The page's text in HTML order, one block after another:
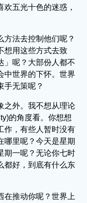
五光十色的迷惑，
方法去控制他们呢？
想用这些方式去致
」呢？大部份人都不
中世界的下怀。世界
手无策呢？
之外。我不想从理论
的角度看。你想想
作，有些人暂时没有
哪里呢？今天是星期
期一呢？无论你七时
都好，到底有什么东
在推动你呢？世界上